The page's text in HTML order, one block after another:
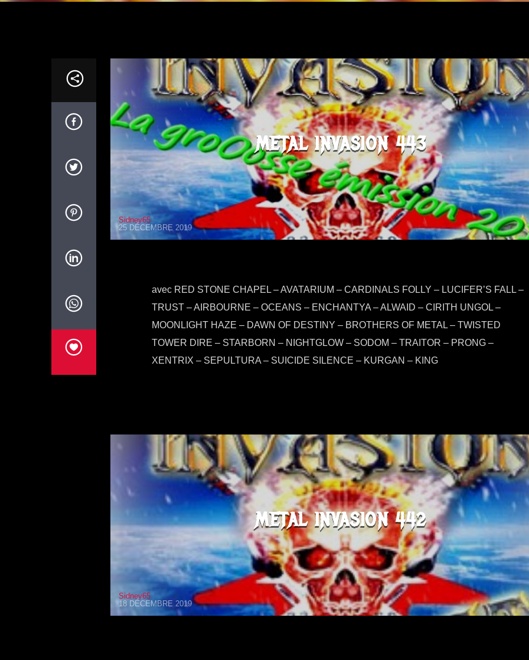
METAL INVASION 443
Sidney65
25 DÉCEMBRE 2019
avec RED STONE CHAPEL – AVATARIUM – CARDINALS FOLLY – LUCIFER’S FALL –
TRUST – AIRBOURNE – OCEANS – ENCHANTYA – ALWAID – CIRITH UNGOL –
MOONLIGHT HAZE – DAWN OF DESTINY – BROTHERS OF METAL – TWISTED
TOWER DIRE – STARBORN – NIGHTGLOW – SODOM – TRAITOR – PRONG –
XENTRIX – SEPULTURA – SUICIDE SILENCE – KURGAN – KING
METAL INVASION 442
Sidney65
18 DÉCEMBRE 2019